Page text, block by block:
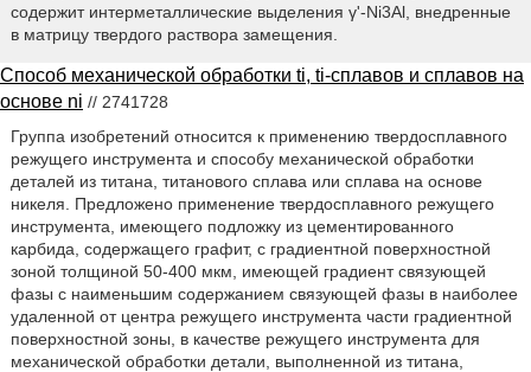
содержит интерметаллические выделения γ'-Ni3Al, внедренные
в матрицу твердого раствора замещения.
Способ механической обработки ti, ti-сплавов и сплавов на
основе ni // 2741728
Группа изобретений относится к применению твердосплавного
режущего инструмента и способу механической обработки
деталей из титана, титанового сплава или сплава на основе
никеля. Предложено применение твердосплавного режущего
инструмента, имеющего подложку из цементированного
карбида, содержащего графит, с градиентной поверхностной
зоной толщиной 50-400 мкм, имеющей градиент связующей
фазы с наименьшим содержанием связующей фазы в наиболее
удаленной от центра режущего инструмента части градиентной
поверхностной зоны, в качестве режущего инструмента для
механической обработки детали, выполненной из титана,